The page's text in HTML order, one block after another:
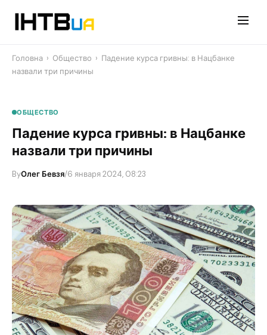
Головна › Общество › Падение курса гривны: в Нацбанке
назвали три причины
ОБЩЕСТВО
Падение курса гривны: в Нацбанке
назвали три причины
ByОлег Бевзя/6 января 2024, 08:23